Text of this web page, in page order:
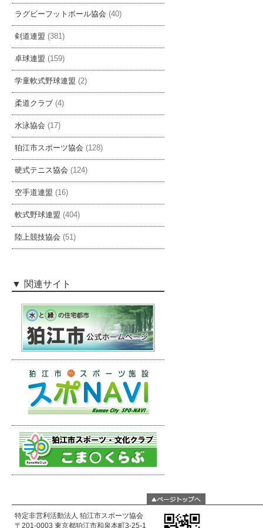
ラグビーフットボール協会 (40)
剣道連盟 (381)
卓球連盟 (159)
学童軟式野球連盟 (2)
柔道クラブ (4)
水泳協会 (17)
狛江市スポーツ協会 (128)
硬式テニス協会 (124)
空手道連盟 (16)
軟式野球連盟 (404)
陸上競技協会 (51)
関連サイト
特定非営利活動法人 狛江市スポーツ協会
〒201-0003 東京都狛江市和泉本町3-25-1